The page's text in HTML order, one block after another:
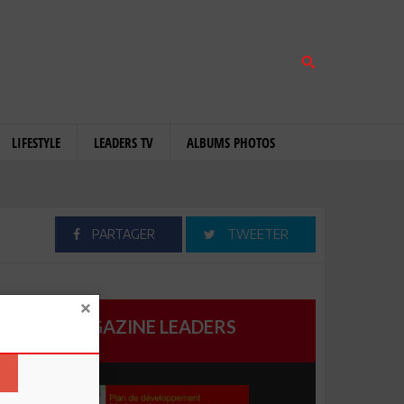
LIFESTYLE LEADERS TV ALBUMS PHOTOS
PARTAGER TWEETER
MAGAZINE LEADERS